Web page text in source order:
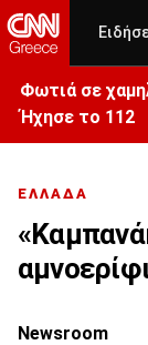
Φωτιά σε
Ήχησε το 112
ΕΛΛΑΔΑ
Newsroom